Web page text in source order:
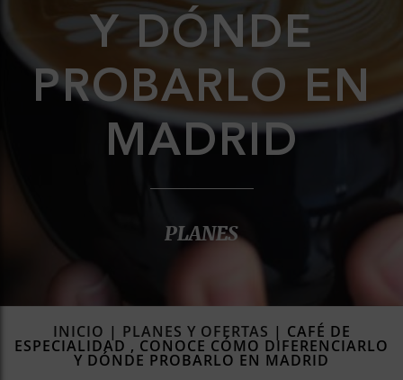
Y DÓNDE
PROBARLO EN
MADRID
PLANES
INICIO | PLANES Y OFERTAS | CAFÉ DE
ESPECIALIDAD , CONOCE CÓMO DIFERENCIARLO
Y DÓNDE PROBARLO EN MADRID